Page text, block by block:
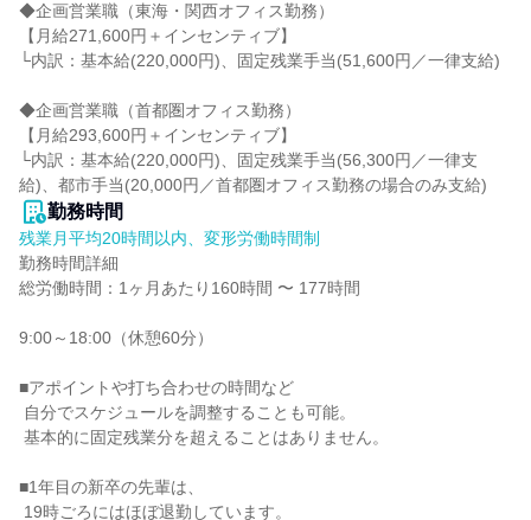
◆企画営業職（東海・関西オフィス勤務）
【月給271,600円＋インセンティブ】
└内訳：基本給(220,000円)、固定残業手当(51,600円／一律支給)
◆企画営業職（首都圏オフィス勤務）
【月給293,600円＋インセンティブ】
└内訳：基本給(220,000円)、固定残業手当(56,300円／一律支
給)、都市手当(20,000円／首都圏オフィス勤務の場合のみ支給)
勤務時間
残業月平均20時間以内、変形労働時間制
勤務時間詳細
総労働時間：1ヶ月あたり160時間 〜 177時間
9:00～18:00（休憩60分）
■アポイントや打ち合わせの時間など
■1年目の新卒の先輩は、